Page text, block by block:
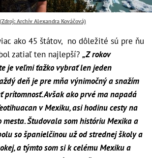
(Zdroj: Archív Alexandra Kováčová)
ako 45 štátov, no dôležité sú pre ňu
zatiaľ ten najlepší? „Z rokov
je veľmi ťažko vybrať len jeden
deň je pre mňa výnimočný a snažím
prítomnosť. Avšak ako prvé ma napadá
v Mexiku, asi hodinu cesty na
mesta. Študovala som históriu Mexika a
so španielčinou už od strednej školy a
a týmto som si k celému Mexiku a